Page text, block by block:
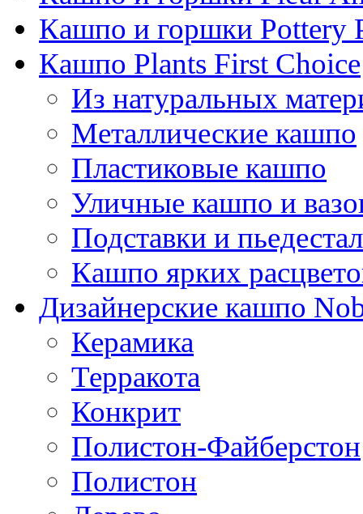
Кашпо и горшки Pottery
Кашпо Plants First Choice
Из натуральных
Металлические кашпо
Пластиковые кашпо
Уличные кашпо и
Подставки и
Кашпо ярких
Дизайнерские кашпо
Керамика
Терракота
Конкрит
Полистон-Файберстон
Полистон